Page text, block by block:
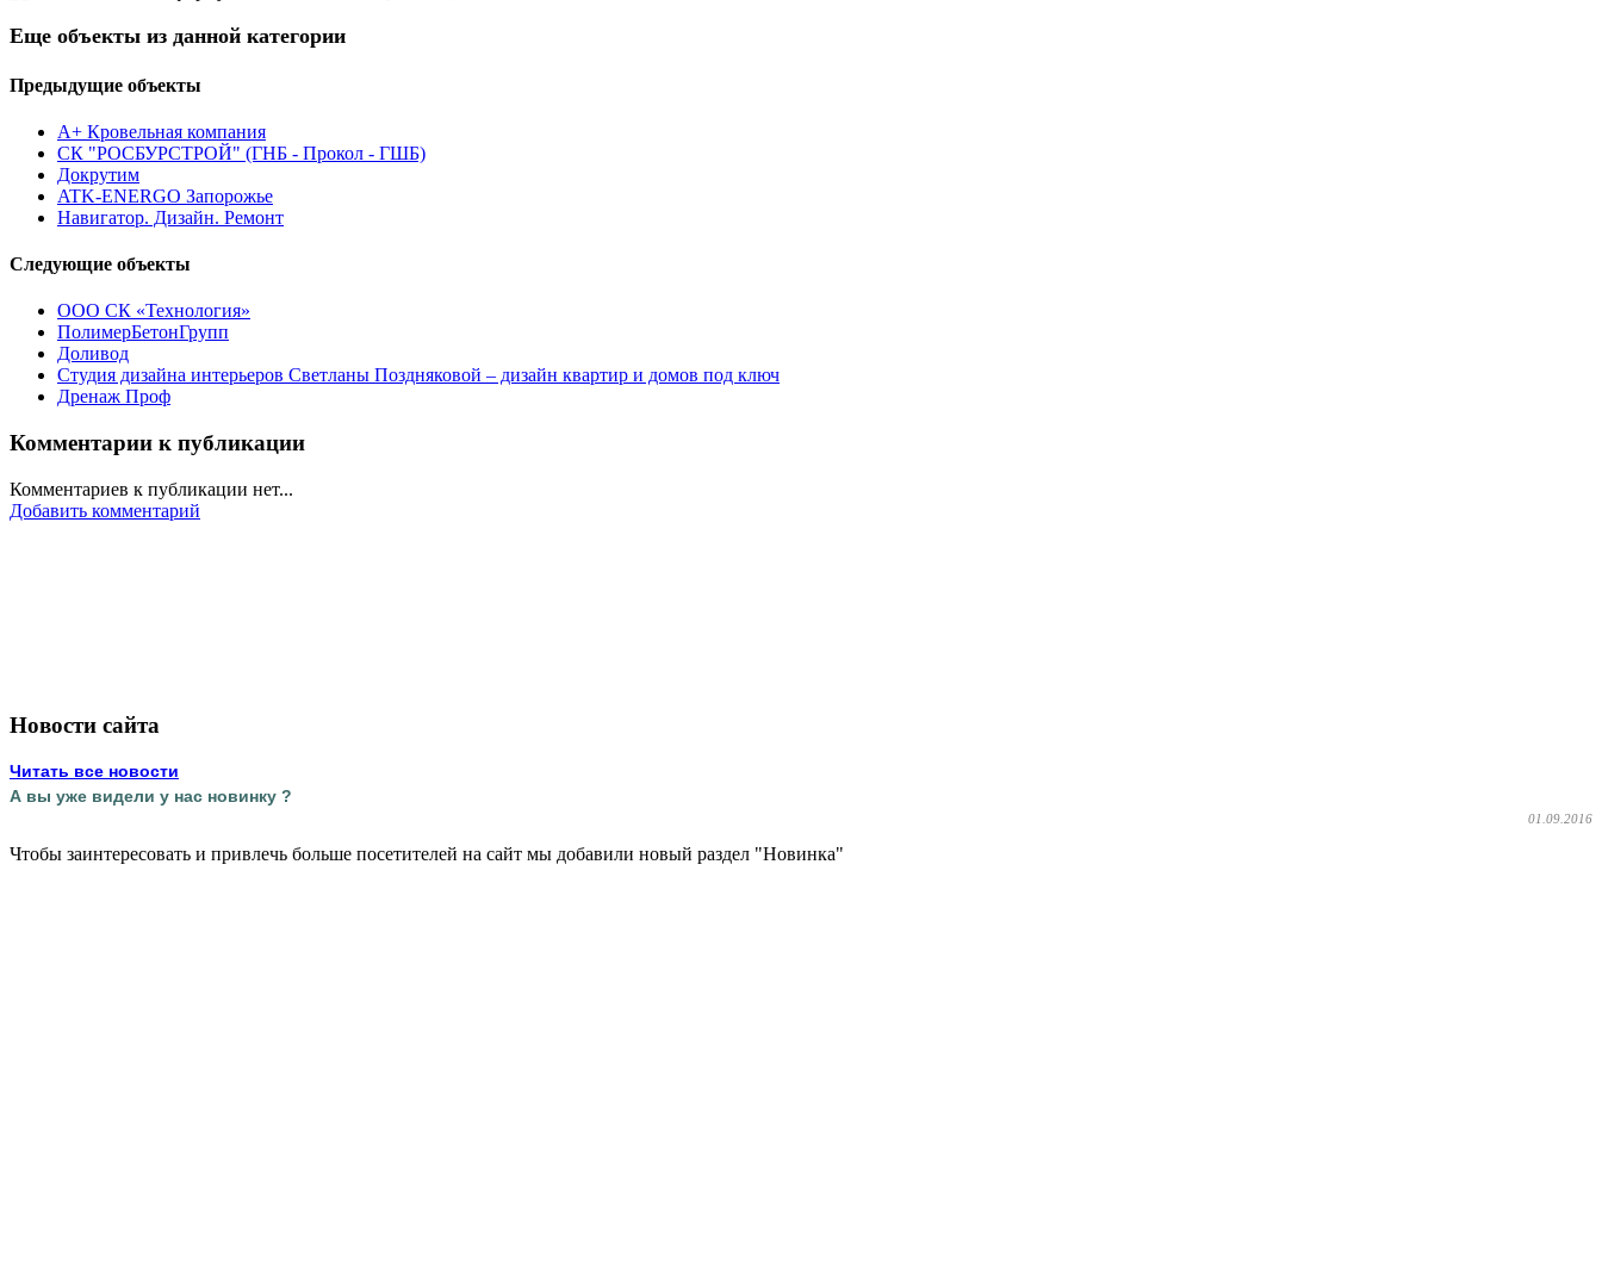
Еще объекты из данной категории
Предыдущие объекты
А+ Кровельная компания
СК "РОСБУРСТРОЙ" (ГНБ - Прокол - ГШБ)
Докрутим
ATK-ENERGO Запорожье
Навигатор. Дизайн. Ремонт
Следующие объекты
ООО СК «Технология»
ПолимерБетонГрупп
Доливод
Студия дизайна интерьеров Светланы Поздняковой – дизайн квартир и домов под ключ
Дренаж Проф
Комментарии к публикации
Комментариев к публикации нет...
Добавить комментарий
Новости сайта
Читать все новости
А вы уже видели у нас новинку ?
01.09.2016
Чтобы заинтересовать и привлечь больше посетителей на сайт мы добавили новый раздел "Новинка"